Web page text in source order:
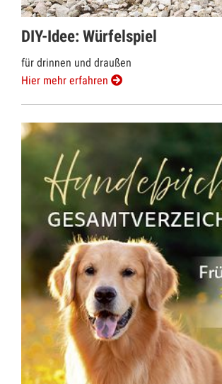
DIY-Idee: Würfelspiel
für drinnen und draußen
Hier mehr erfahren